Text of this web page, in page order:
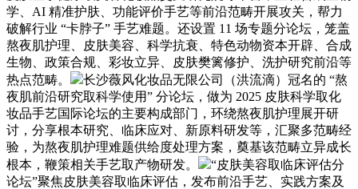
学、AI 精准护肤、功能评价手艺等前沿范畴开展攻关，帮力
破解行业 “卡脖子” 手艺难题。还设置 11 场专题分论坛，笼盖
熬夜肌护理、皮肤美容、科学抗衰、特色动物资本开辟、合成
生物、政策合规、彩妆立异、皮肤樊篱修护、洗护研究前沿等
热点范畴。
长沙薇风化妆品无限公司（洪流滴）冠名的 “熬
夜肌前沿研究取科学使用” 分论坛，做为 2025 皮肤科学取化
妆品手艺国际论坛的主要构成部门，环绕熬夜肌护理展开研
讨，分享根本研究、临床应对、新原料研发等，汇聚多范畴经
验，为熬夜肌护理难题供给度处理方案，奠基该范畴立异成长
根本，鞭策相关手艺取产物研发。
“皮肤美容取临床评估分
论坛”聚焦皮肤美容取临床评估，发布前沿手艺、实践方案及